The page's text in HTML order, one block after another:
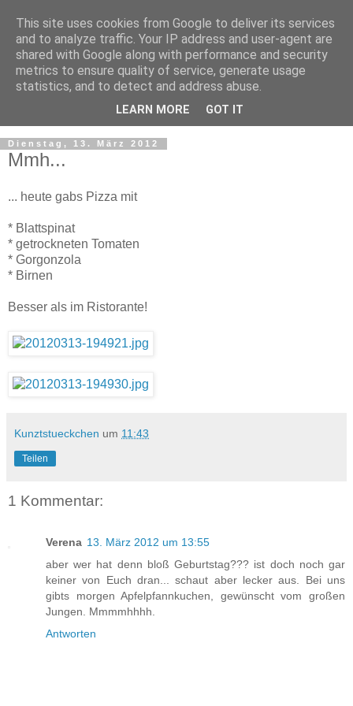
Dienstag, 13. März 2012
Mmh...
... heute gabs Pizza mit
* Blattspinat
* getrockneten Tomaten
* Gorgonzola
* Birnen
Besser als im Ristorante!
Kunztstueckchen um 11:43
Teilen
1 Kommentar:
Verena 13. März 2012 um 13:55
aber wer hat denn bloß Geburtstag??? ist doch noch gar
keiner von Euch dran... schaut aber lecker aus. Bei uns
gibts morgen Apfelpfannkuchen, gewünscht vom großen
Jungen. Mmmmhhhh.
Antworten
This site uses cookies from Google to deliver its services
and to analyze traffic. Your IP address and user-agent are
shared with Google along with performance and security
metrics to ensure quality of service, generate usage
statistics, and to detect and address abuse.
LEARN MORE GOT IT